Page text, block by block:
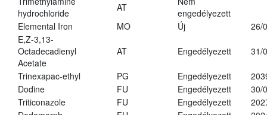
hydrochloride
AT
engedélyezett
Elemental Iron
MO Új
26/
E,Z-3,13-
Octadecadienyl
Acetate
AT Engedélyezett 31/
Trinexapac-ethyl PG Engedélyezett
Dodine
FU Engedélyezett
30/
Triticonazole
FU Engedélyezett